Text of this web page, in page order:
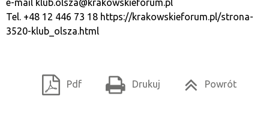
e-mail klub.olsza@krakowskieforum.pl
Tel. +48 12 446 73 18 https://krakowskieforum.pl/strona-
3520-klub_olsza.html
Pdf Drukuj Powrót